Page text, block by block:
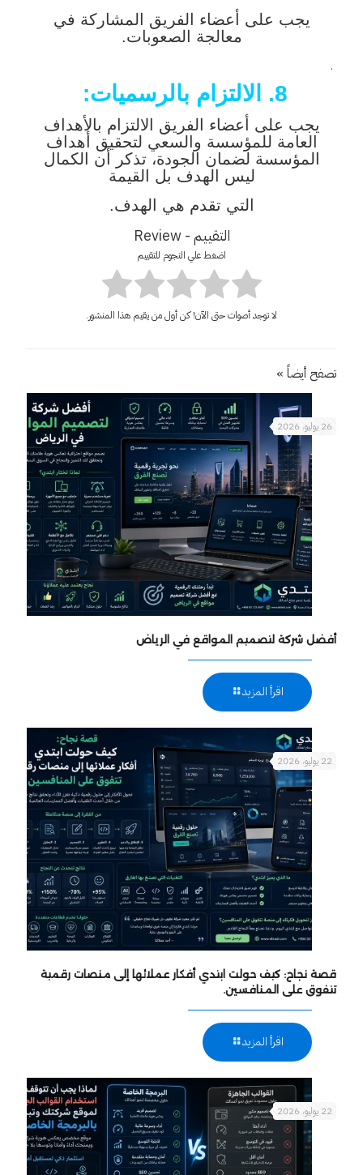
يجب على أعضاء الفريق المشاركة في
معالجة الصعوبات.
.
8. الالتزام بالرسميات:
يجب على أعضاء الفريق الالتزام بالأهداف
العامة للمؤسسة والسعي لتحقيق أهداف
المؤسسة لضمان الجودة، تذكر أن الكمال
ليس الهدف بل القيمة
التي تقدم هي الهدف.
التقييم - Review
اضغط علي النجوم للتقييم
لا توجد أصوات حتى الآن! كن أول من يقيم هذا المنشور.
تصفح أيضاً »
26 يوليو، 2026
أفضل شركة لتصميم المواقع في الرياض
اقرأ المزيد
22 يوليو، 2026
قصة نجاح: كيف حولت ابتدي أفكار عملائها إلى منصات رقمية
تتفوق على المنافسين.
اقرأ المزيد
22 يوليو، 2026